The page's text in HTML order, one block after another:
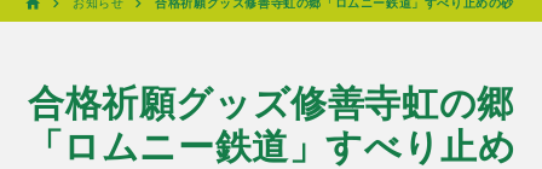
お知らせ 合格祈願グッズ修善寺虹の郷「ロムニー鉄道」すべり止めの砂
合格祈願グッズ修善寺虹の郷
「ロムニー鉄道」すべり止め